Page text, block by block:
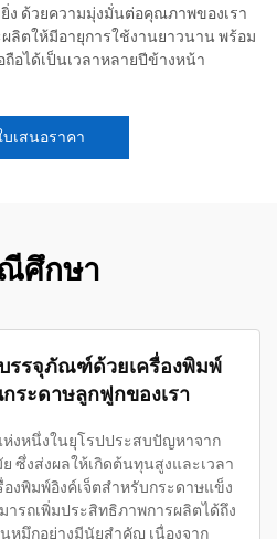
ง ด้วยความมุ่งมั่นต่อคุณภาพของเรา
ลิตให้มีอายุการใช้งานยาวนาน พร้อม
อได้เป็นเวลาหลายปีข้างหน้า
เสนอราคา
ศึกษา
รรจุภัณฑ์ด้วยเครื่องพิมพ์
ระดาษลูกฟูกของเรา
หนึ่งในยุโรปประสบปัญหาจาก
ซึ่งส่งผลให้เกิดต้นทุนสูงและเวลา
งพิมพ์อิงค์เจ็ตสำหรับกระดาษแข็ง
ารถเพิ่มประสิทธิภาพการผลิตได้ถึง
หมึกอย่างมีนัยสำคัญ เนื่องจาก